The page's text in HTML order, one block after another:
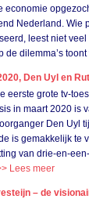
economie
Nederland. Wie
leest niet
de dilemma’s
Den Uyl en
eerste grote tv-
in maart 2020 is
Den Uyl
is gemakkelijk te
van drie-en-
Lees meer
– de